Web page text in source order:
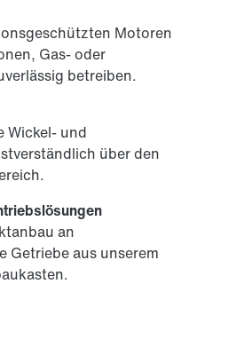
Motoren
Gas- oder
betreiben.
Wickel- und
über den
an
Getriebe aus unserem